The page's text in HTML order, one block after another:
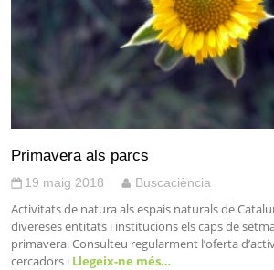
Primavera als parcs
19 maig 2018 Buscaciència
Activitats de natura als espais naturals de
divereses entitats i institucions els caps de
primavera. Consulteu regularment l’oferta
cercadors i Llegeix-ne més…